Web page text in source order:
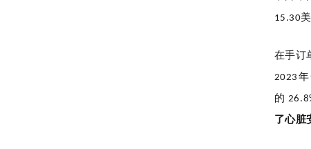
15.30
在手订
2023
的
了心脏